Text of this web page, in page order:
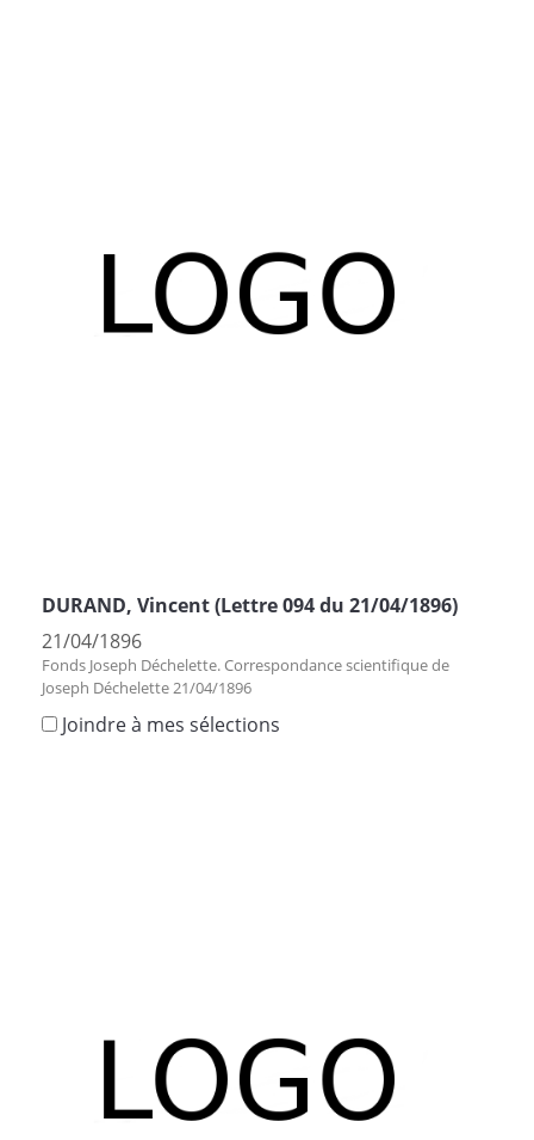
DURAND, Vincent (Lettre 094 du 21/04/1896)
21/04/1896
Fonds Joseph Déchelette. Correspondance scientifique de
Joseph Déchelette 21/04/1896
Joindre à mes sélections